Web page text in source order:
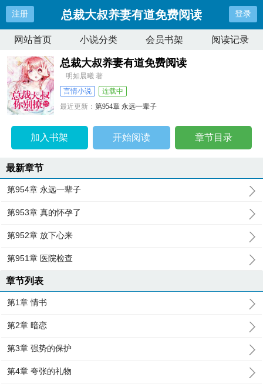
注册 总裁大叔养妻有道免费阅读 登录
网站首页 小说分类 会员书架 阅读记录
总裁大叔养妻有道免费阅读
明如晨曦 著
言情小说
连载中
最近更新：第954章 永远一辈子
加入书架 开始阅读 章节目录
最新章节
第954章 永远一辈子
第953章 真的怀孕了
第952章 放下心来
第951章 医院检查
章节列表
第1章 情书
第2章 暗恋
第3章 强势的保护
第4章 夸张的礼物